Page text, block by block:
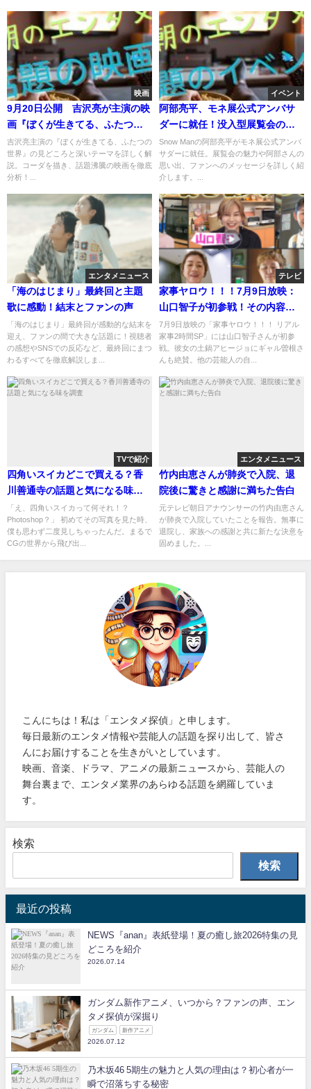
映画
9月20日公開 吉沢亮が主演の映
画『ぼくが生きてる、ふたつの
世界』
吉沢亮主演の『ぼくが生きてる、ふたつの
世界』の見どころと深いテーマを詳しく解
説。コーダを描き、話題沸騰の映画を徹底
分析！...
イベント
阿部亮平、モネ展公式アンバサ
ダーに就任！没入型展覧会の魅
力を語る
Snow Manの阿部亮平がモネ展公式アンバ
サダーに就任。展覧会の魅力や阿部さんの
思い出、ファンへのメッセージを詳しく紹
介します。...
エンタメニュース
「海のはじまり」最終回と主題
歌に感動！結末とファンの声
「海のはじまり」最終回が感動的な結末を
迎え、ファンの間で大きな話題に！視聴者
の感想やSNSでの反応など、最終回にまつ
わるすべてを徹底解説しま...
テレビ
家事ヤロウ！！！7月9日放映：
山口智子が初参戦！その内容
は・・・
7月9日放映の「家事ヤロウ！！！ リアル
家事2時間SP」には山口智子さんが初参
戦。彼女の土鍋アヒージョにギャル曽根さ
んも絶賛。他の芸能人の自...
TVで紹介
四角いスイカどこで買える？香
川善通寺の話題と気になる味を
調査
「え、四角いスイカって何それ！？
Photoshop？」 初めてその写真を見た時、
僕も思わず二度見しちゃったんだ。まるで
CGの世界から飛び出...
エンタメニュース
竹内由恵さんが肺炎で入院、退
院後に驚きと感謝に満ちた告白
元テレビ朝日アナウンサーの竹内由恵さん
が肺炎で入院していたことを報告。無事に
退院し、家族への感謝と共に新たな決意を
固めました。...
こんにちは！私は「エンタメ探偵」と申します。
毎日最新のエンタメ情報や芸能人の話題を探り出して、皆さ
んにお届けすることを生きがいとしています。
映画、音楽、ドラマ、アニメの最新ニュースから、芸能人の
舞台裏まで、エンタメ業界のあらゆる話題を網羅していま
す。
検索
検索
最近の投稿
NEWS『anan』表紙登場！夏の癒し旅2026特集の見
どころを紹介
2026.07.14
ガンダム新作アニメ、いつから？ファンの声、エン
タメ探偵が深掘り
ガンダム 新作アニメ
2026.07.12
乃木坂46 5期生の魅力と人気の理由は？初心者が一
瞬で沼落ちする秘密